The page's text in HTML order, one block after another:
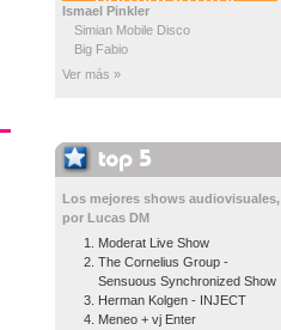
Ismael Pinkler
Simian Mobile Disco
Big Fabio
Ver más »
Los mejores shows audiovisuales,
por Lucas DM
Moderat Live Show
The Cornelius Group -
Sensuous Synchronized Show
Herman Kolgen - INJECT
Meneo + vj Enter